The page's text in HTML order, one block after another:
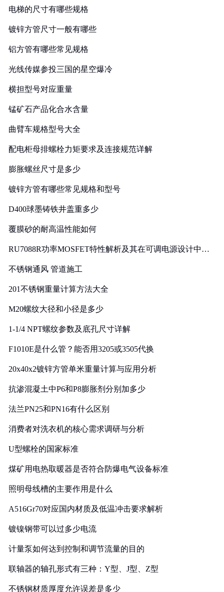
电梯的尺寸有哪些规格
镀锌方管尺寸一般有哪些
铝方管有哪些常见规格
光线传媒参投三国的星空爆冷
横担型号对应重量
锰矿石产品化合水含量
曲臂车规格型号大全
配电柜母排螺栓力矩要求及连接规范详解
膨胀螺丝尺寸是多少
镀锌方管有哪些常见规格和型号
D400球墨铸铁井盖重多少
覆膜砂的耐高温性能如何
RU7088R功率MOSFET特性解析及其在可调电源设计中的
不锈钢通风 管道施工
201不锈钢重量计算方法大全
M20螺纹大径和小径是多少
1-1/4 NPT螺纹参数及底孔尺寸详解
F1010E是什么管？能否用3205或3505代换
20x40x2镀锌方管单米重量计算与应用分析
抗渗混凝土中P6和P8膨胀剂分别加多少
法兰PN25和PN16有什么区别
消费者对洗衣机的核心需求调研与分析
U型螺栓的国家标准
煤矿用电热取暖器是否符合防爆电气设备标准
照明母线槽的主要作用是什么
A516Gr70对应国内材质及低温冲击要求解析
镀镍钢带可以过多少电流
计量泵如何达到控制和调节流量的目的
联轴器的轴孔形式有三种：Y型、J型、Z型
不锈钢材质厚度允许误差是多少